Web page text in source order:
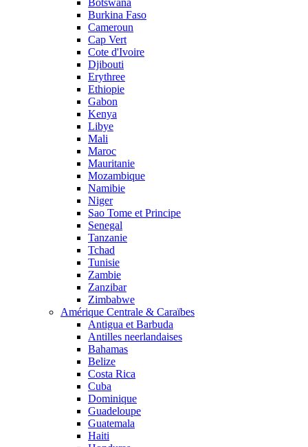
Botswana
Burkina Faso
Cameroun
Cap Vert
Cote d'Ivoire
Djibouti
Erythree
Ethiopie
Gabon
Kenya
Libye
Mali
Maroc
Mauritanie
Mozambique
Namibie
Niger
Sao Tome et Principe
Senegal
Tanzanie
Tchad
Tunisie
Zambie
Zanzibar
Zimbabwe
Amérique Centrale & Caraïbes
Antigua et Barbuda
Antilles neerlandaises
Bahamas
Belize
Costa Rica
Cuba
Dominique
Guadeloupe
Guatemala
Haiti